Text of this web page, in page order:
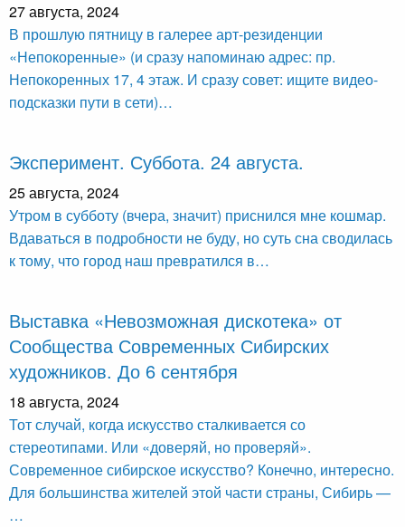
27 августа, 2024
В прошлую пятницу в галерее арт-резиденции
«Непокоренные» (и сразу напоминаю адрес: пр.
Непокоренных 17, 4 этаж. И сразу совет: ищите видео-
подсказки пути в сети)…
Эксперимент. Суббота. 24 августа.
25 августа, 2024
Утром в субботу (вчера, значит) приснился мне кошмар.
Вдаваться в подробности не буду, но суть сна сводилась
к тому, что город наш превратился в…
Выставка «Невозможная дискотека» от
Сообщества Современных Сибирских
художников. До 6 сентября
18 августа, 2024
Тот случай, когда искусство сталкивается со
стереотипами. Или «доверяй, но проверяй».
Современное сибирское искусство? Конечно, интересно.
Для большинства жителей этой части страны, Сибирь —
…